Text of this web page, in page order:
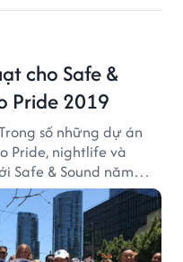
cho Safe &
Pride 2019
số những dự án
Pride, nightlife và
Safe & Sound năm
Safe & Sound là tổ
hoạt động trong
trẻ em, hỗ trợ gia đình
cho trẻ em.